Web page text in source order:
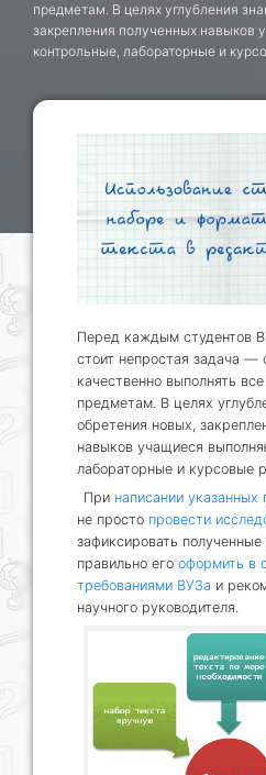
предметам. В целях углубления
закрепления полученных навыков
контрольные, лабораторные и
Перед каждым студентов
стоит непростая задача —
качественно выполнять
предметам. В целях
обретения новых,
навыков учащиеся
лабораторные и курсовые
При написании указанных
не просто провести
зафиксировать полученные
правильно его оформить в
требованиями ВУЗа и
научного руководителя.